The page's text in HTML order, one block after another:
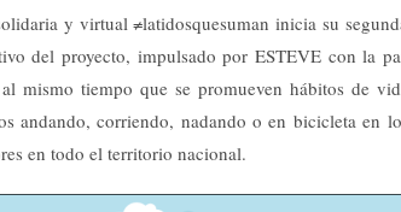
y virtual ≠latidosquesuman inicia su
del proyecto, impulsado por ESTEVE con la
mismo tiempo que se promueven hábitos de
andando, corriendo, nadando o en bicicleta en
en todo el territorio nacional.